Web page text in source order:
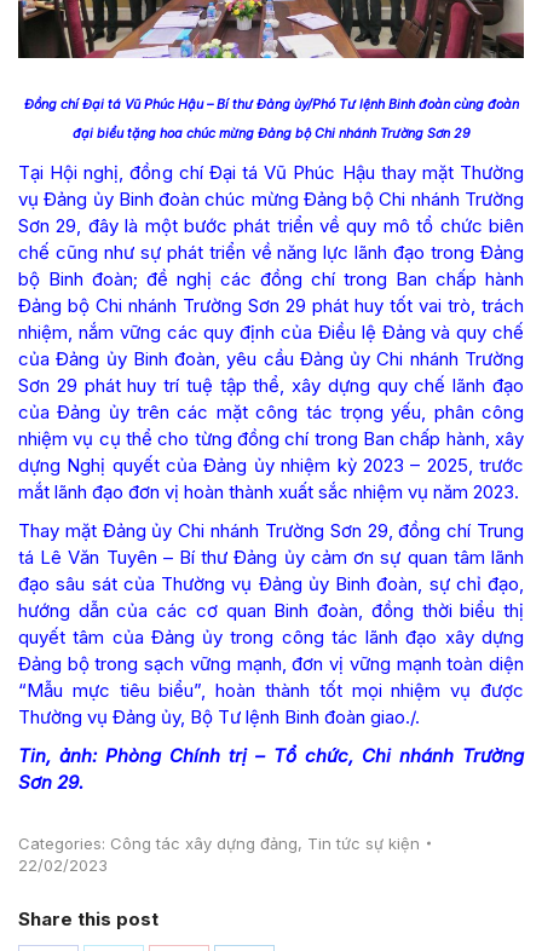
Đồng chí Đại tá Vũ Phúc Hậu – Bí thư Đảng ủy/Phó Tư lệnh Binh đoàn cùng đoàn
đại biểu tặng hoa chúc mừng Đảng bộ Chi nhánh Trường Sơn 29
Tại Hội nghị, đồng chí Đại tá Vũ Phúc Hậu thay mặt Thường
vụ Đảng ủy Binh đoàn chúc mừng Đảng bộ Chi nhánh Trường
Sơn 29, đây là một bước phát triển về quy mô tổ chức biên
chế cũng như sự phát triển về năng lực lãnh đạo trong Đảng
bộ Binh đoàn; đề nghị các đồng chí trong Ban chấp hành
Đảng bộ Chi nhánh Trường Sơn 29 phát huy tốt vai trò, trách
nhiệm, nắm vững các quy định của Điều lệ Đảng và quy chế
của Đảng ủy Binh đoàn, yêu cầu Đảng ủy Chi nhánh Trường
Sơn 29 phát huy trí tuệ tập thể, xây dựng quy chế lãnh đạo
của Đảng ủy trên các mặt công tác trọng yếu, phân công
nhiệm vụ cụ thể cho từng đồng chí trong Ban chấp hành, xây
dựng Nghị quyết của Đảng ủy nhiệm kỳ 2023 – 2025, trước
mắt lãnh đạo đơn vị hoàn thành xuất sắc nhiệm vụ năm 2023.
Thay mặt Đảng ủy Chi nhánh Trường Sơn 29, đồng chí Trung
tá Lê Văn Tuyên – Bí thư Đảng ủy cảm ơn sự quan tâm lãnh
đạo sâu sát của Thường vụ Đảng ủy Binh đoàn, sự chỉ đạo,
hướng dẫn của các cơ quan Binh đoàn, đồng thời biểu thị
quyết tâm của Đảng ủy trong công tác lãnh đạo xây dựng
Đảng bộ trong sạch vững mạnh, đơn vị vững mạnh toàn diện
“Mẫu mực tiêu biểu”, hoàn thành tốt mọi nhiệm vụ được
Thường vụ Đảng ủy, Bộ Tư lệnh Binh đoàn giao./.
Tin, ảnh: Phòng Chính trị – Tổ chức, Chi nhánh Trường
Sơn 29.
Categories: Công tác xây dựng đảng, Tin tức sự kiện
22/02/2023
Share this post